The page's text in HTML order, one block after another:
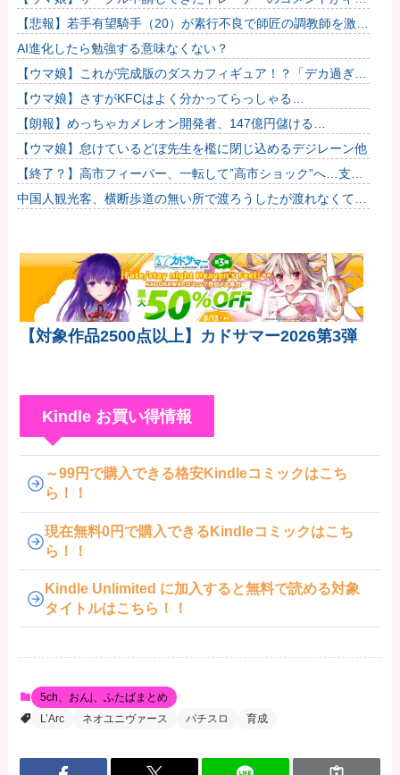
すぎて草ｗｗｗ「このまま成長したらどうなるんや…」
【悲報】若手有望騎手（20）が素行不良で師匠の調教師を激怒
させてしまい引退に追い込まれそう
AI進化したら勉強する意味なくない？
【ウマ娘】これが完成版のダスカフィギュア！？「デカ過ぎん
だろ…」
【ウマ娘】さすがKFCはよく分かってらっしゃる…
【朗報】めっちゃカメレオン開発者、147億円儲ける
wwwWwwww他
【ウマ娘】怠けているどぼ先生を檻に閉じ込めるデジレーン他
【終了？】高市フィーバー、一転して”高市ショック”へ…支持
率も市場も急降下ｗｗｗｗｗｗｗｗ
中国人観光客、横断歩道の無い所で渡ろうしたが渡れなくて日
【対象作品2500点以上】カドサマー2026第3弾
Kindle お買い得情報
～99円で購入できる格安Kindleコミックはこち
ら！！
現在無料0円で購入できるKindleコミックはこち
ら！！
Kindle Unlimited に加入すると無料で読める対象
タイトルはこちら！！
5ch、おんj、ふたばまとめ
L’Arc
ネオユニヴァース パチスロ 育成